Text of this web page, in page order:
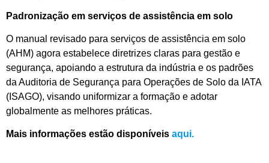
Padronização em serviços de assistência em solo
O manual revisado para serviços de assistência em solo
(AHM) agora estabelece diretrizes claras para gestão e
segurança, apoiando a estrutura da indústria e os padrões
da Auditoria de Segurança para Operações de Solo da IATA
(ISAGO), visando uniformizar a formação e adotar
globalmente as melhores práticas.
Mais informações estão disponíveis aqui.